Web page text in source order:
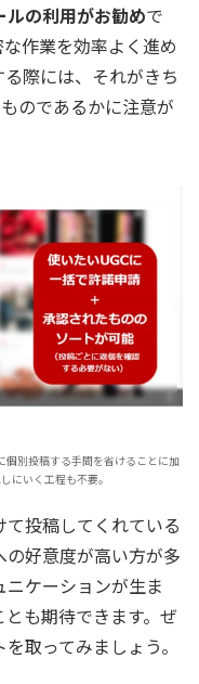
ルの利用がお勧めで
作業を効率よく進め
際には、それがきち
のであるかに注意が
個別投稿する手間を省けることに加
にいく工程も不要。
投稿してくれている
好意度が高い方が多
ケーションが生ま
も期待できます。ぜ
取ってみましょう。